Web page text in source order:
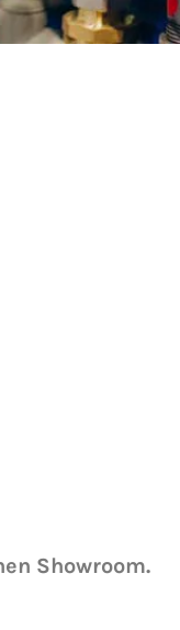
Showroom.